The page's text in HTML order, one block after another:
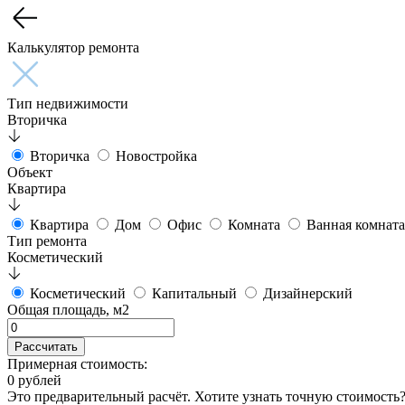
Калькулятор ремонта
Тип недвижимости
Вторичка
Вторичка
Новостройка
Объект
Квартира
Квартира Дом Офис Комната
Ванная комната
Тип ремонта
Косметический
Косметический Капитальный
Дизайнерский
Общая площадь, м2
Рассчитать
Примерная стоимость:
0 рублей
Это предварительный расчёт. Хотите узнать точную стоимость?